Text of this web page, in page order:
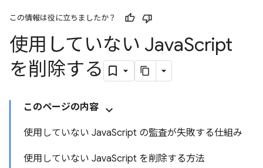
この情報は役に立ちましたか？
使用していない JavaScript
を削除する
このページの内容
使用していない JavaScript の監査が失敗する仕組み
使用していない JavaScript を削除する方法